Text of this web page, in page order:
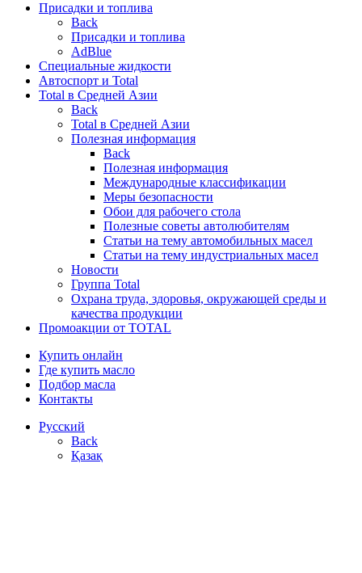
Присадки и топлива
Back
Присадки и топлива
AdBlue
Специальные жидкости
Автоспорт и Total
Total в Средней Азии
Back
Total в Средней Азии
Полезная информация
Back
Полезная информация
Международные классификации
Меры безопасности
Обои для рабочего стола
Полезные советы автолюбителям
Статьи на тему автомобильных масел
Статьи на тему индустриальных масел
Новости
Группа Total
Охрана труда, здоровья, окружающей среды и
качества продукции
Промоакции от TOTAL
Купить онлайн
Где купить масло
Подбор масла
Контакты
Русский
Back
Қазақ